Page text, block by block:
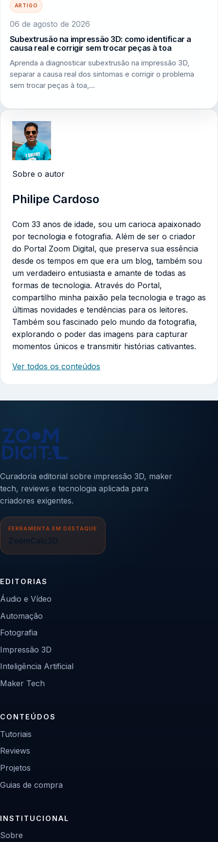
ARTIGO
06 de agosto de 2026
Subextrusão na impressão 3D: como identificar a
causa real e corrigir sem trocar peças à toa
Aprenda a diagnosticar subextrusão na impressão 3D,
separar a causa real dos sintomas e corrigir o problema
sem trocar peças à toa,…
Sobre o autor
Philipe Cardoso
Com 33 anos de idade, sou um carioca apaixonado
por tecnologia e fotografia. Além de ser o criador
do Portal Zoom Digital, que preserva sua essência
desde os tempos em que era um blog, também sou
um verdadeiro entusiasta e amante de todas as
formas de tecnologia. Através do Portal,
compartilho minha paixão pela tecnologia e trago as
últimas novidades e tendências para os leitores.
Também sou fascinado pelo mundo da fotografia,
explorando o poder das imagens para capturar
momentos únicos e transmitir histórias cativantes.
Ver todos os conteúdos
Curadoria editorial sobre impressão 3D, maker
tech, reviews e tecnologia aplicada para
criadores exigentes.
FERRAMENTA EM DESTAQUE
ZoomCalc3D
EDITORIAS
Áudio e Vídeo
Automação
Fotografia
Impressão 3D
Inteligência Artificial
Maker Tech
CONTEÚDOS
Tutoriais
Reviews
Projetos
Guias de compra
INSTITUCIONAL
Sobre